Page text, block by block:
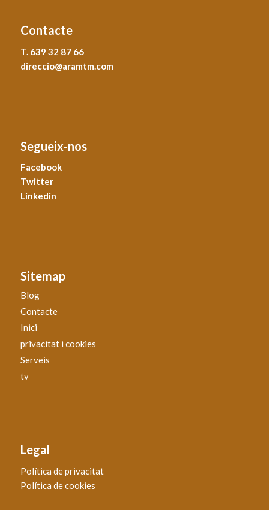
Contacte
T. 639 32 87 66
direccio@aramtm.com
Segueix-nos
Facebook
Twitter
Linkedin
Sitemap
Blog
Contacte
Inici
privacitat i cookies
Serveis
tv
Legal
Política de privacitat
Política de cookies